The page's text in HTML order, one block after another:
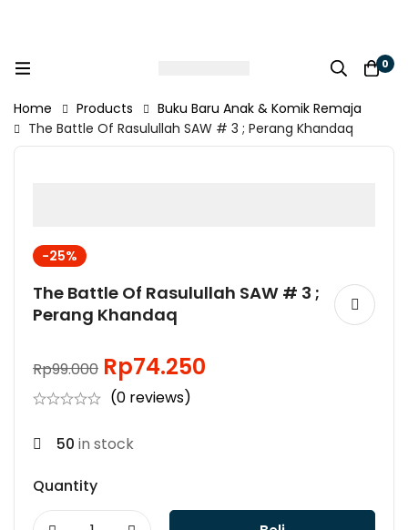
0
Home Products
Buku Baru Anak & Komik Remaja
The Battle Of Rasulullah SAW # 3 ; Perang Khandaq
-25%
The Battle Of Rasulullah SAW # 3 ;
Perang Khandaq
Rp99.000
Original
price
Rp99.000.
Rp74.250
Current
price
Rp74.250.
(0 reviews)
50 in stock
Quantity